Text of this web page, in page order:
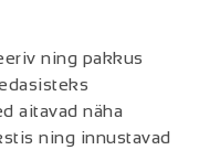
ning pakkus
aitavad näha
ning innustavad